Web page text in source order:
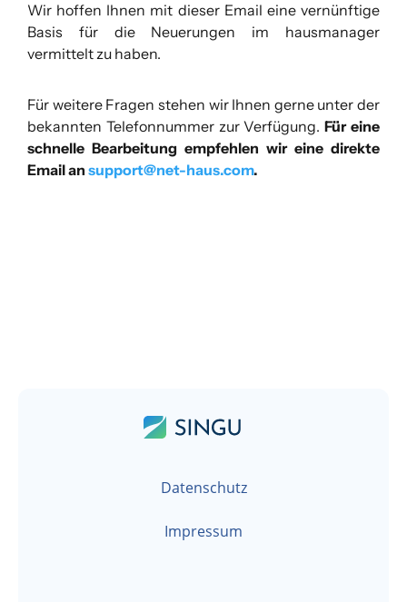
Wir hoffen Ihnen mit dieser Email eine vernünftige
Basis für die Neuerungen im hausmanager
vermittelt zu haben.
Für weitere Fragen stehen wir Ihnen gerne unter der
bekannten Telefonnummer zur Verfügung.Für eine
schnelle Bearbeitung empfehlen wir eine direkte
Email an support@net-haus.com.
Datenschutz
Impressum